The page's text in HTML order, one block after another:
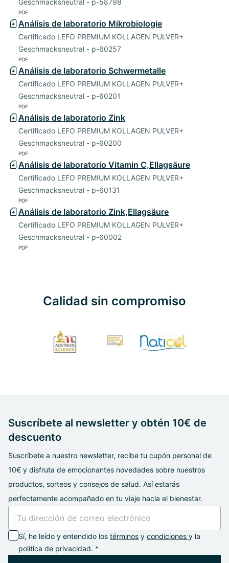
Geschmacksneutral - p-58798
PDF
Análisis de laboratorio Mikrobiologie
Certificado LEFO PREMIUM KOLLAGEN PULVER+
Geschmacksneutral - p-60257
PDF
Análisis de laboratorio Schwermetalle
Certificado LEFO PREMIUM KOLLAGEN PULVER+
Geschmacksneutral - p-60201
PDF
Análisis de laboratorio Zink
Certificado LEFO PREMIUM KOLLAGEN PULVER+
Geschmacksneutral - p-60200
PDF
Análisis de laboratorio Vitamin C,Ellagsäure
Certificado LEFO PREMIUM KOLLAGEN PULVER+
Geschmacksneutral - p-60131
PDF
Análisis de laboratorio Zink,Ellagsäure
Certificado LEFO PREMIUM KOLLAGEN PULVER+
Geschmacksneutral - p-60002
PDF
Calidad sin compromiso
Suscríbete al newsletter y obtén 10€ de
descuento
Suscríbete a nuestro newsletter, recibe tu cupón personal de
10€ y disfruta de emocionantes novedades sobre nuestros
productos, sorteos y consejos de salud. Así estarás
perfectamente acompañado en tu viaje hacia el bienestar.
Sí, he leído y entendido los términos y condiciones y la
política de privacidad. *